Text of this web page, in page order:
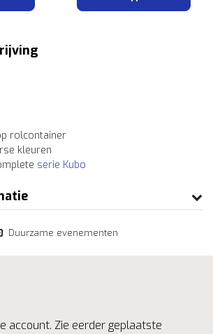
rolcontainer
kleuren
serie Kubo
Duurzame evenementen
account. Zie eerder geplaatste